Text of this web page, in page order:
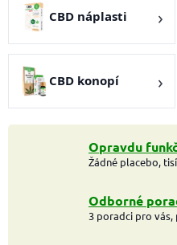
CBD náplasti
CBD konopí
Opravdu
Žádné placebo,
Odborné
3 poradci pro vás,